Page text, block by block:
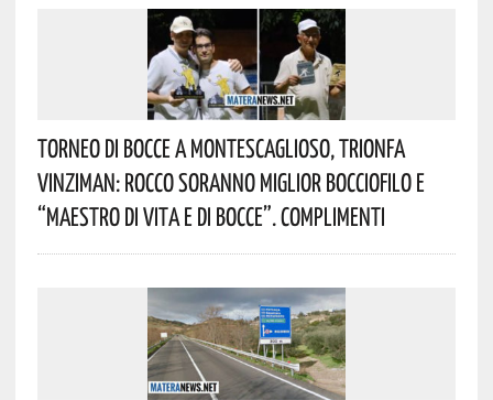
Torneo Di Bocce A Montescaglioso, Trionfa
Vinziman: Rocco Soranno Miglior Bocciofilo E
“Maestro Di Vita E Di Bocce”. Complimenti